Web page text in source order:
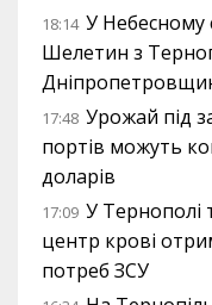
18:14 У Небесному
Шелетин з
17:48 Урожай під
портів можуть
доларів
17:09 У Тернополі
центр крові
потреб ЗСУ